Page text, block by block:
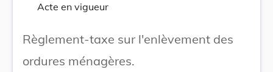
Acte en vigueur
Règlement-taxe sur l'enlèvement des
ordures ménagères.